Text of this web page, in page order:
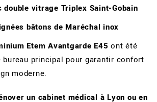
double vitrage Triplex Saint-Gobain
bâtons de Maréchal inox
Etem Avantgarde E45 ont été
principal pour garantir confort
moderne.
un cabinet médical à Lyon ou en